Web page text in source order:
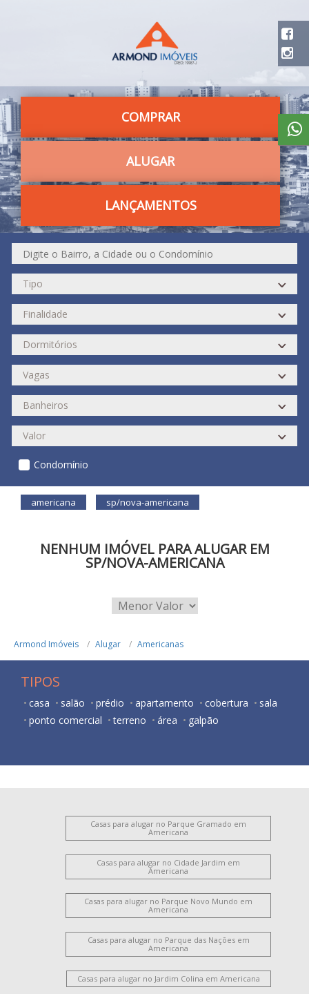
COMPRAR
ALUGAR
LANÇAMENTOS
Condomínio
americana sp/nova-americana
NENHUM IMÓVEL PARA ALUGAR EM
SP/NOVA-AMERICANA
Armond Imóveis Alugar Americanas
TIPOS
casa salão prédio apartamento cobertura
sala
ponto comercial
terreno área galpão
Casas para alugar no Parque Gramado em
Americana
Casas para alugar no Cidade Jardim em
Americana
Casas para alugar no Parque Novo Mundo em
Americana
Casas para alugar no Parque das Nações em
Americana
Casas para alugar no Jardim Colina em Americana